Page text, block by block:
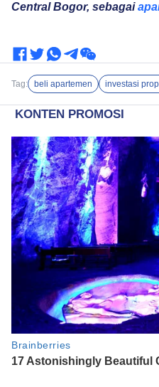
Central Bogor, sebagai
Tag: beli apartemen investasi